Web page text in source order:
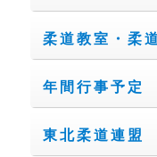
柔道教室・柔
年間行事予定
東北柔道連盟